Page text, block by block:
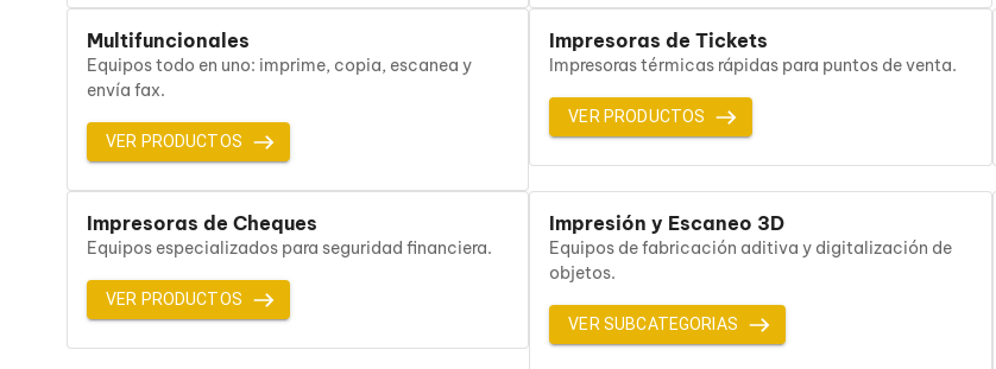
Cables Coaxiales
Accesorios para Cables
Jacks de Red
Conectores
Tapas y Cajas
Herramientas para Cables
Pinzas Ponchadoras
Probadores de Cable
Cortadoras de Cable
Protectores para Cables
Cables para Impresoras
Cableado Estructurado
Multifuncionales
Equipos todo en uno: imprime, copia, escanea y
envía fax.
VER PRODUCTOS
Impresoras de Tickets
Impresoras térmicas rápidas para puntos de venta.
VER PRODUCTOS
Impresoras de Cheques
Equipos especializados para seguridad financiera.
VER PRODUCTOS
Impresión y Escaneo 3D
Equipos de fabricación aditiva y digitalización de
objetos.
VER SUBCATEGORIAS